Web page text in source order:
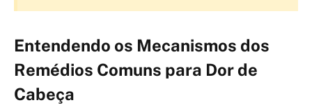
Entendendo os Mecanismos dos
Remédios Comuns para Dor de
Cabeça